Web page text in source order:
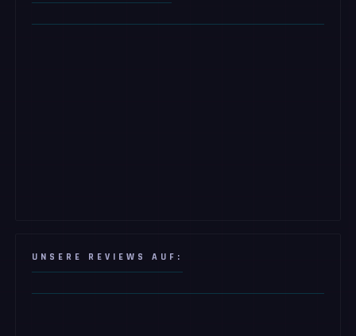
UNSERE REVIEWS AUF: